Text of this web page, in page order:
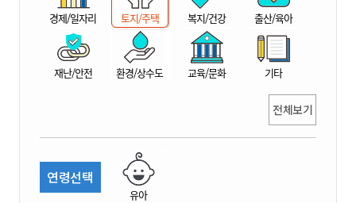
산
경제/일자리 토지/주택 복지/건강 출산/육아
재난/안전 환경/상수도 교육/문화 기타
전체보기
연령선택
유아